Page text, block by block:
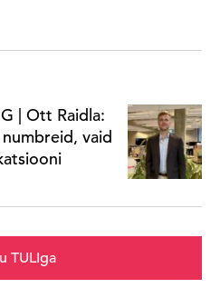
| Ott Raidla:
vaid
TULIga